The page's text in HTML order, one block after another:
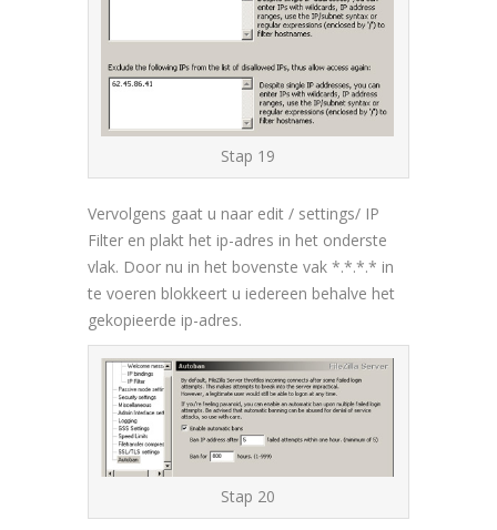
Stap 19
Vervolgens gaat u naar edit / settings/ IP
Filter en plakt het ip-adres in het onderste
vlak. Door nu in het bovenste vak *.*.*.* in
te voeren blokkeert u iedereen behalve het
gekopieerde ip-adres.
Stap 20